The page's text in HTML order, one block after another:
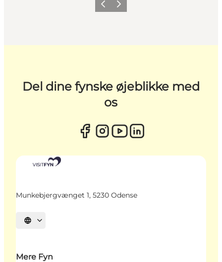
ForrigeNæste
Del dine fynske øjeblikke med
os
Munkebjergvænget 1, 5230 Odense
Vælg sprog
Mere Fyn